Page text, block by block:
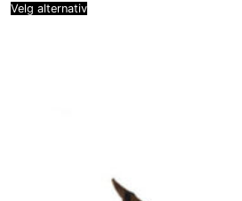
Velg alternativ